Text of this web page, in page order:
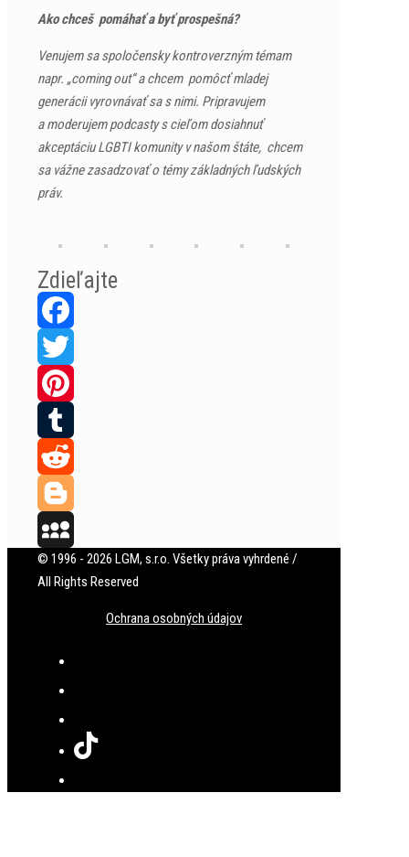
Ako chceš pomáhať a byť prospešná?
Venujem sa spoločensky kontroverzným témam
napr. „coming out“ a chcem pomôcť mladej
generácii vyrovnávať sa s nimi. Pripravujem
a moderujem podcasty s cieľom dosiahnuť
akceptáciu LGBTI komunity v našom štáte, chcem
sa vážne zasadzovať o témy základných ľudských
práv.
Zdieľajte
Facebook
Twitter
Pinterest
Tumblr
Reddit
Blogger
MySpace
© 1996 - 2026 LGM, s.r.o. Všetky práva vyhrdené /
All Rights Reserved
Ochrana osobných údajov